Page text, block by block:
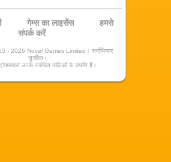
गेम्स का लाइसेंस
हमसे
संपर्क करें
- 2026 Novel Games Limited। सर्वाधिकार
सुरक्षित।
उनके संबंधित मालिकों के संपत्ति हैं।.